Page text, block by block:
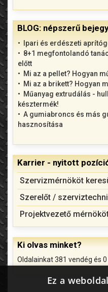
BLOG: népszerű
Ipari és erdészeti
8+1 megfontolandó
előtt
Mi az a pellet? Hogyan
Mi az a brikett? Hogyan
Műanyag extrudálás -
késztermék!
A gumiabroncs és más
hasznosítása
Karrier - nyitott
Szervizmérnököt
Szerelőt /
Projektvezető
Ki olvas minket?
Oldalainkat 381 vendég és
Ez a